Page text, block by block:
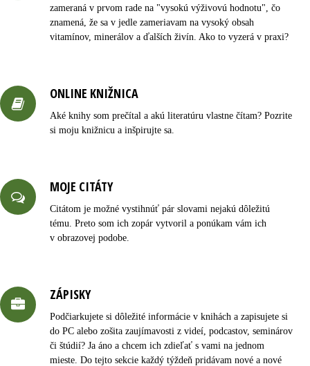
zameraná v prvom rade na "vysokú výživovú hodnotu", čo
znamená, že sa v jedle zameriavam na vysoký obsah
vitamínov, minerálov a ďalších živín. Ako to vyzerá v praxi?
ONLINE KNIŽNICA
Aké knihy som prečítal a akú literatúru vlastne čítam? Pozrite
si moju knižnicu a inšpirujte sa.
MOJE CITÁTY
Citátom je možné vystihnúť pár slovami nejakú dôležitú
tému. Preto som ich zopár vytvoril a ponúkam vám ich
v obrazovej podobe.
ZÁPISKY
Podčiarkujete si dôležité informácie v knihách a zapisujete si
do PC alebo zošita zaujímavosti z videí, podcastov, seminárov
či štúdií? Ja áno a chcem ich zdieľať s vami na jednom
mieste. Do tejto sekcie každý týždeň pridávam nové a nové